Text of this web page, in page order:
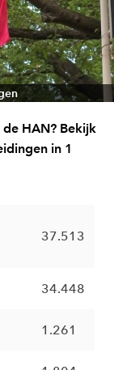
HAN? Bekijk
in 1
37.513
34.448
1.261